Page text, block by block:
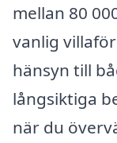
mellan 80
vanlig
hänsyn till
långsiktiga
när du